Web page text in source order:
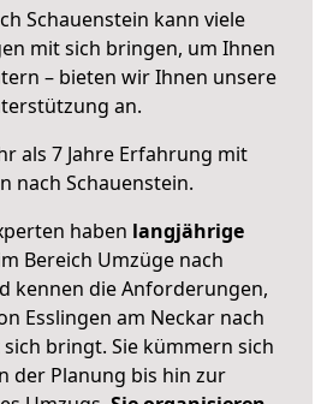
Schauenstein kann viele
mit sich bringen, um Ihnen
– bieten wir Ihnen unsere
an.
als 7 Jahre Erfahrung mit
nach Schauenstein.
haben langjährige
Bereich Umzüge nach
kennen die Anforderungen,
Esslingen am Neckar nach
bringt. Sie kümmern sich
der Planung bis hin zur